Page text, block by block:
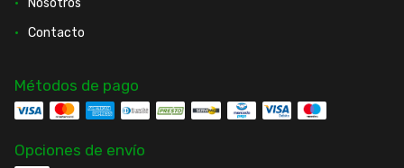
Nosotros
Contacto
Métodos de pago
Opciones de envío